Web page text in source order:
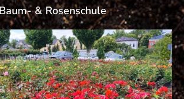
& Rosenschule